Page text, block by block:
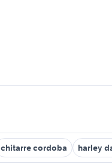
chitarre cordoba harley